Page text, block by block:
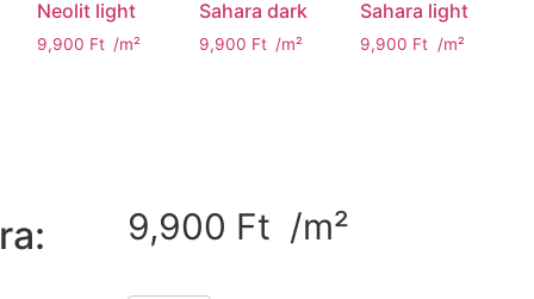
Neolit light
9,900 Ft /m²
Sahara dark
9,900 Ft /m²
Sahara light
9,900 Ft /m²
9,900 Ft /m²